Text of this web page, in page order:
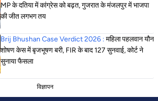
MP के दतिया में कांग्रेस को बढ़त, गुजरात के मंजलपुर में भाजपा
की जीत लगभग तय
Brij Bhushan Case Verdict 2026 : महिला पहलवान यौन
शोषण केस में बृजभूषण बरी, FIR के बाद 127 सुनवाई, कोर्ट ने
सुनाया फैसला
विज्ञापन